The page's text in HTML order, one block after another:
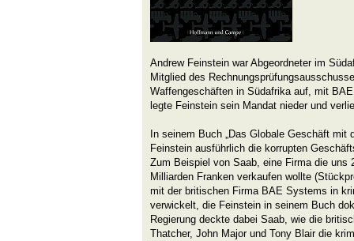
Andrew Feinstein war Abgeordneter im
Mitglied des
Waffengeschäften in Südafrika auf, mit
legte Feinstein sein Mandat nieder und
In seinem Buch „Das Globale Geschäft mit
Feinstein ausführlich die korrupten
Zum Beispiel von Saab, eine Firma die uns
Milliarden Franken verkaufen wollte
mit der britischen Firma BAE Systems in
verwickelt, die Feinstein in seinem Buch
Regierung deckte dabei Saab, wie die
Thatcher, John Major und Tony Blair die